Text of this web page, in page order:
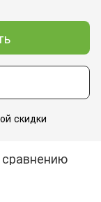
скидки